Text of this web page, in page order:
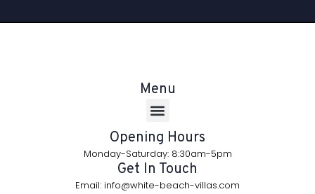
Menu
Opening Hours
Monday-Saturday: 8:30am-5pm
Get In Touch
Email: info@white-beach-villas.com